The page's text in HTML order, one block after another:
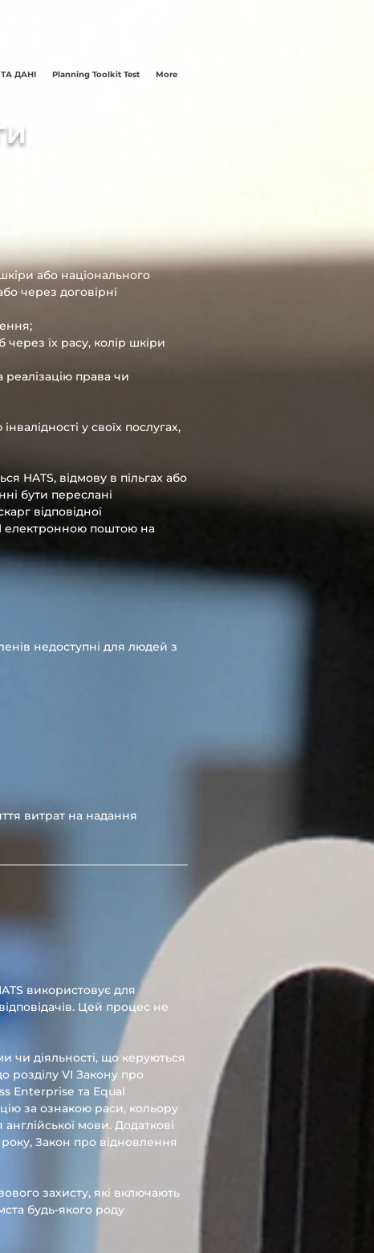
ДАНІ Planning Toolkit Test More
або національного
через договірні
через їх расу, колір шкіри
права чи
у своїх послугах,
HATS, відмову в пільгах або
бути переслані
відповідної
електронною поштою на
недоступні для людей з
витрат на надання
використовує для
Цей процес не
чи діяльності, що керуються
розділу VI Закону про
Enterprise та Equal
за ознакою раси, кольору
мови. Додаткові
Закон про відновлення
захисту, які включають
будь-якого роду